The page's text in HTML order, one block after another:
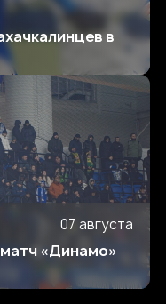
в
07 августа
«Динамо»